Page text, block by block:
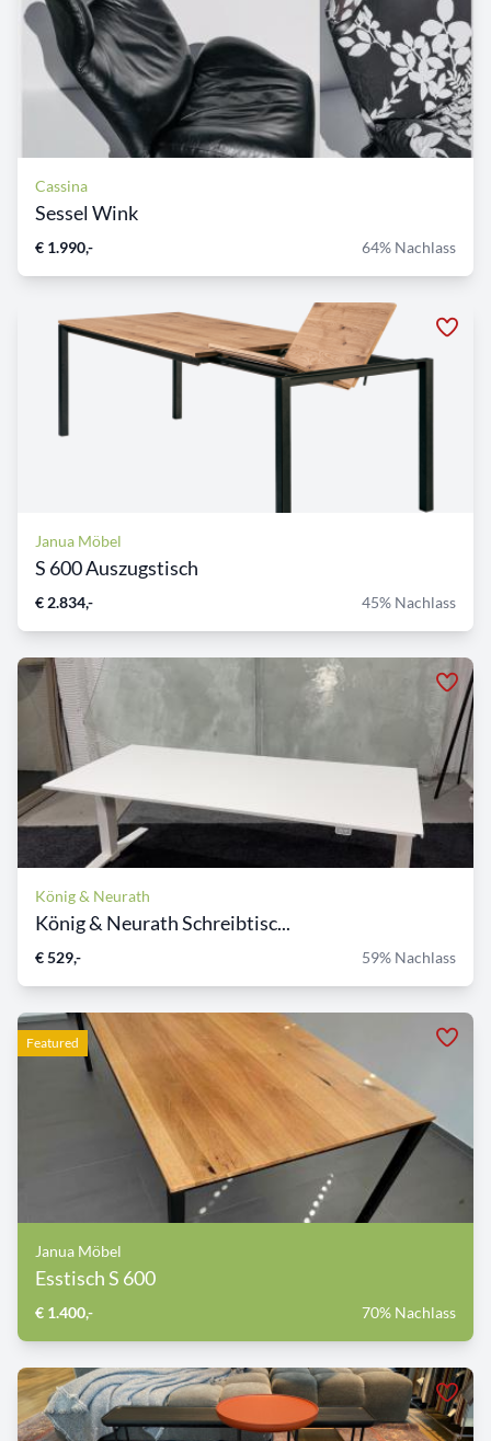
Cassina
Sessel Wink
€ 1.990,- 64% Nachlass
Janua Möbel
S 600 Auszugstisch
€ 2.834,- 45% Nachlass
König & Neurath
König & Neurath Schreibtisc...
€ 529,- 59% Nachlass
Featured
Janua Möbel
Esstisch S 600
€ 1.400,- 70% Nachlass